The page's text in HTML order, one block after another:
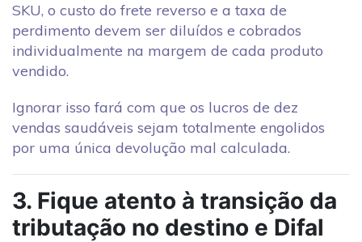
SKU, o custo do frete reverso e a taxa de
perdimento devem ser diluídos e cobrados
individualmente na margem de cada produto
vendido.
Ignorar isso fará com que os lucros de dez
vendas saudáveis sejam totalmente engolidos
por uma única devolução mal calculada.
3. Fique atento à transição da
tributação no destino e Difal